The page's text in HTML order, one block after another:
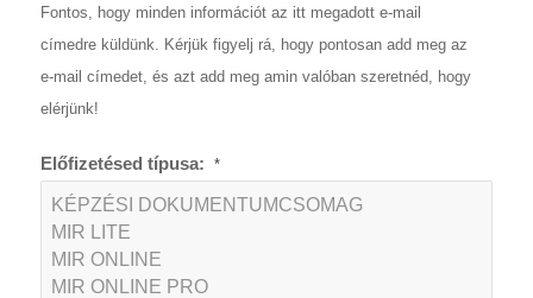
Fontos, hogy minden információt az itt megadott e-mail
címedre küldünk. Kérjük figyelj rá, hogy pontosan add meg az
e-mail címedet, és azt add meg amin valóban szeretnéd, hogy
elérjünk!
Előfizetésed típusa: *